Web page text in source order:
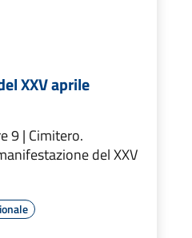
XXV aprile
9 | Cimitero.
del XXV